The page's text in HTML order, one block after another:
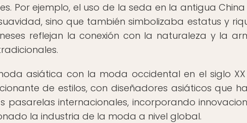
Por ejemplo, el uso de la seda en la antigua
sino que también simbolizaba estatus y
reflejan la conexión con la naturaleza y la
asiática con la moda occidental en el siglo
de estilos, con diseñadores asiáticos que
pasarelas internacionales, incorporando
la industria de la moda a nivel global.